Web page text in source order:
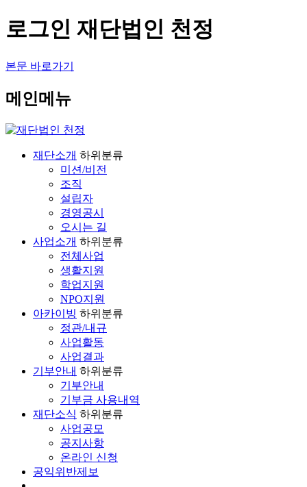
로그인 재단법인 천정
본문 바로가기
메인메뉴
재단소개 하위분류
미션/비전
조직
설립자
경영공시
오시는 길
사업소개 하위분류
전체사업
생활지원
학업지원
NPO지원
아카이빙 하위분류
정관/내규
사업활동
사업결과
기부안내 하위분류
기부안내
기부금 사용내역
재단소식 하위분류
사업공모
공지사항
온라인 신청
공익위반제보